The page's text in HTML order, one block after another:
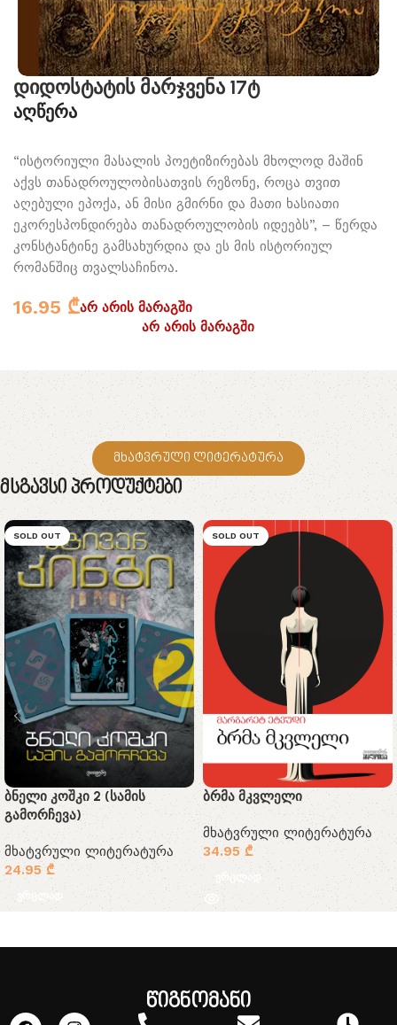
დიდოსტატის მარჯვენა 17ტ
აღწერა
“ისტორიული მასალის პოეტიზირებას მხოლოდ მაშინ
აქვს თანადროულობისათვის რეზონე, როცა თვით
აღებული ეპოქა, ან მისი გმირნი და მათი ხასიათი
ეკორესპონდირება თანადროულობის იდეებს”, – წერდა
კონსტანტინე გამსახურდია და ეს მის ისტორიულ
რომანშიც თვალსაჩინოა.
16.95 ₾არ არის მარაგში
არ არის მარაგში
მხატვრული ლიტერატურა
Მსგავსი Პროდუქტები
SOLD OUT
ბნელი კოშკი 2 (სამის
გამორჩევა)
მხატვრული ლიტერატურა
24.95₾
ვრცლად
SOLD OUT
ბრმა მკვლელი
მხატვრული ლიტერატურა
34.95₾
ვრცლად
წიგნომანი